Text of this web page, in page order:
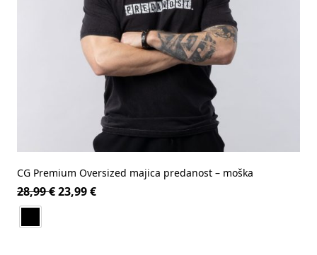
CG Premium Oversized majica predanost – moška
28,99€23,99€